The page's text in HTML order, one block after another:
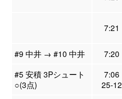
7:21
#9 中井 → #10 中井
7:20
#5 安積 3Pシュート
○(3点)
7:06
25-12